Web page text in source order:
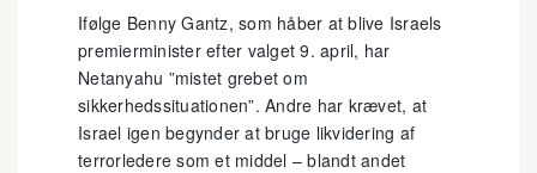
Ifølge Benny Gantz, som håber at blive Israels
premierminister efter valget 9. april, har
Netanyahu ”mistet grebet om
sikkerhedssituationen”. Andre har krævet, at
Israel igen begynder at bruge likvidering af
terrorledere som et middel – blandt andet